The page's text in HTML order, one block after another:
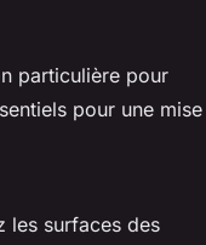
particulière pour
pour une mise
les surfaces des